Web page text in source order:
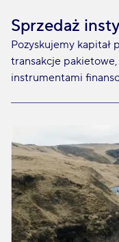
Sprzedaż
Pozyskujemy kapitał
transakcje
instrumentami